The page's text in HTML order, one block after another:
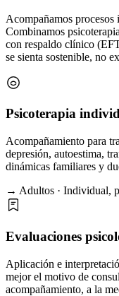
Acompañamos
Combinamos
con respaldo clínico
se sienta sostenible, no
Psicoterapia
Acompañamiento para
depresión, autoestima,
dinámicas familiares y
→ Adultos · Individual,
Evaluaciones
Aplicación e
mejor el motivo de
acompañamiento, a la